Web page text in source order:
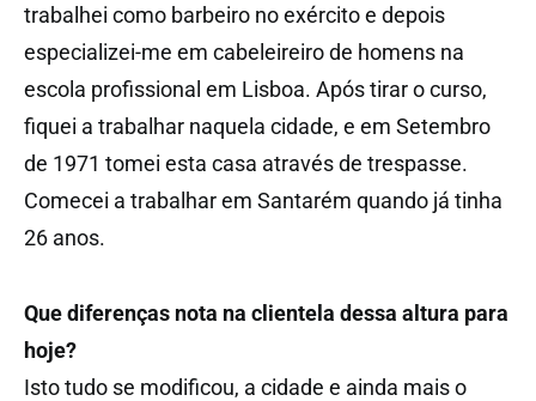
trabalhei como barbeiro no exército e depois
especializei-me em cabeleireiro de homens na
escola profissional em Lisboa. Após tirar o curso,
fiquei a trabalhar naquela cidade, e em Setembro
de 1971 tomei esta casa através de trespasse.
Comecei a trabalhar em Santarém quando já tinha
26 anos.
Que diferenças nota na clientela dessa altura para
hoje?
Isto tudo se modificou, a cidade e ainda mais o